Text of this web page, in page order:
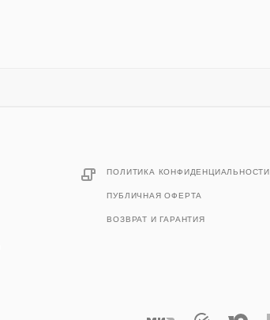
ПОЛИТИКА КОНФИДЕНЦИАЛЬНОСТИ
ПУБЛИЧНАЯ ОФЕРТА
ВОЗВРАТ И ГАРАНТИЯ